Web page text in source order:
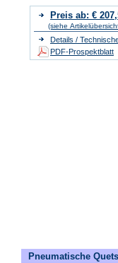
Preis ab: €
(siehe
Details /
PDF-Prospektblatt
Pneumatische